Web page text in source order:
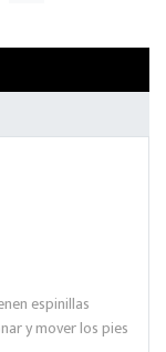
espinillas
y mover los pies